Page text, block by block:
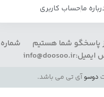
ماحساب کاربری
شبانه روز پاسخگو شما هستیم شماره
دوسوآی تی می باشد.